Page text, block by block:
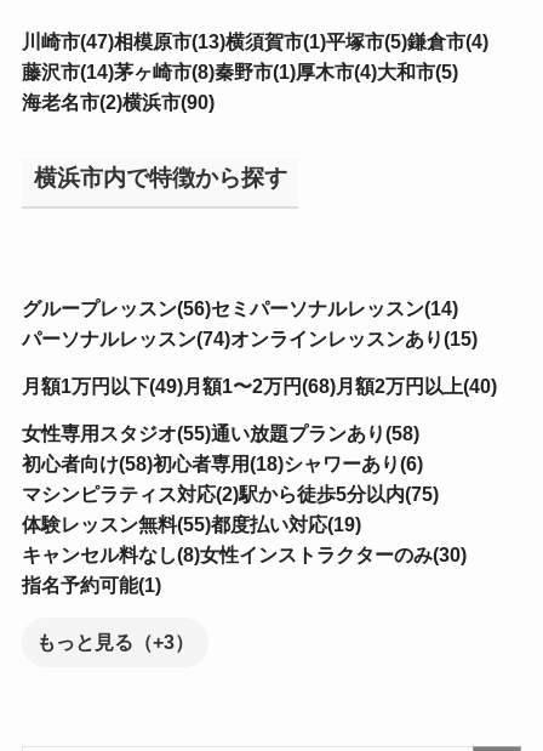
川崎市(47)相模原市(13)横須賀市(1)平塚市(5)鎌倉市(4)
藤沢市(14)茅ヶ崎市(8)秦野市(1)厚木市(4)大和市(5)
海老名市(2)横浜市(90)
横浜市内で特徴から探す
グループレッスン(56)セミパーソナルレッスン(14)
パーソナルレッスン(74)オンラインレッスンあり(15)
月額1万円以下(49)月額1〜2万円(68)月額2万円以上(40)
女性専用スタジオ(55)通い放題プランあり(58)
初心者向け(58)初心者専用(18)シャワーあり(6)
マシンピラティス対応(2)駅から徒歩5分以内(75)
体験レッスン無料(55)都度払い対応(19)
キャンセル料なし(8)女性インストラクターのみ(30)
指名予約可能(1)
もっと見る（+3）